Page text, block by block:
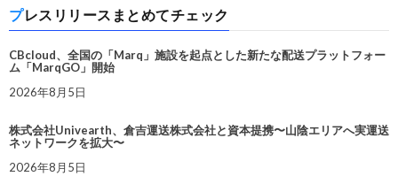
プレスリリースまとめてチェック
CBcloud、全国の「Marq」施設を起点とした新たな配送プラットフォー
ム「MarqGO」開始
2026年8月5日
株式会社Univearth、倉吉運送株式会社と資本提携〜山陰エリアへ実運送
ネットワークを拡大〜
2026年8月5日